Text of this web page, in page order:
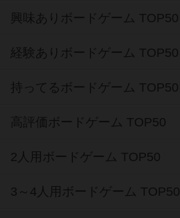
興味ありボードゲーム TOP50
経験ありボードゲーム TOP50
持ってるボードゲーム TOP50
高評価ボードゲーム TOP50
2人用ボードゲーム TOP50
3～4人用ボードゲーム TOP50